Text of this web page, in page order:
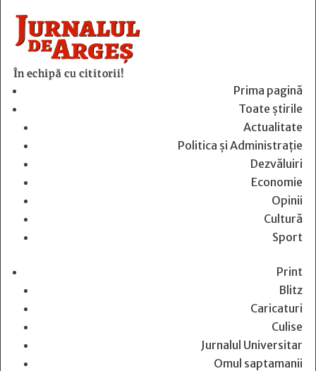
În echipă cu cititorii!
Prima pagină
Toate știrile
Actualitate
Politica și Administrație
Dezvăluiri
Economie
Opinii
Cultură
Sport
Print
Blitz
Caricaturi
Culise
Jurnalul Universitar
Omul saptamanii